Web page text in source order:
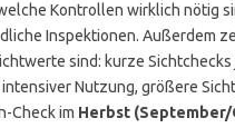
Kontrollen wirklich nötig
Inspektionen. Außerdem
sind: kurze
Nutzung, größere
Check im Herbst